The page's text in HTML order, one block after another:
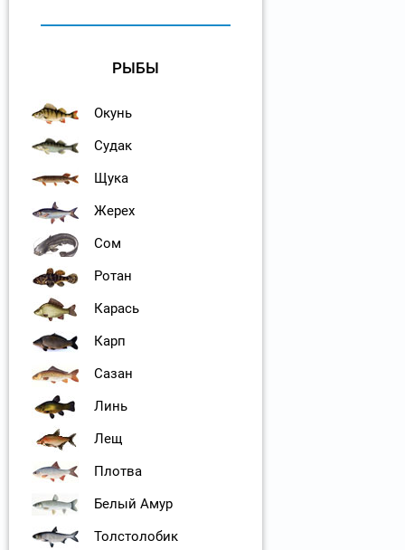
РЫБЫ
Окунь
Судак
Щука
Жерех
Сом
Ротан
Карась
Карп
Сазан
Линь
Лещ
Плотва
Белый Амур
Толстолобик